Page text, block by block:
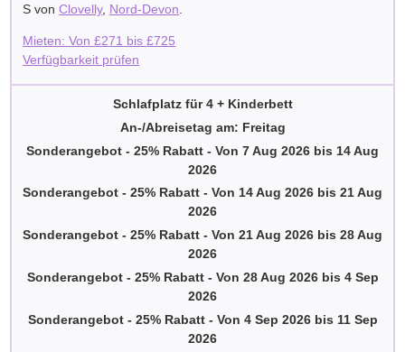
S vonClovelly, Nord-Devon
Mieten: Von£271 bis£725
Verfügbarkeit prüfen
Schlafplatz für 4 + Kinderbett
An-/Abreisetag am: Freitag
Sonderangebot - 25% Rabatt - Von 7 Aug 2026 bis 14 Aug
2026
Sonderangebot - 25% Rabatt - Von 14 Aug 2026 bis 21 Aug
2026
Sonderangebot - 25% Rabatt - Von 21 Aug 2026 bis 28 Aug
2026
Sonderangebot - 25% Rabatt- Von 28 Aug 2026bis 4 Sep
2026
Sonderangebot - 25% Rabatt- Von 4 Sep 2026bis 11 Sep
2026